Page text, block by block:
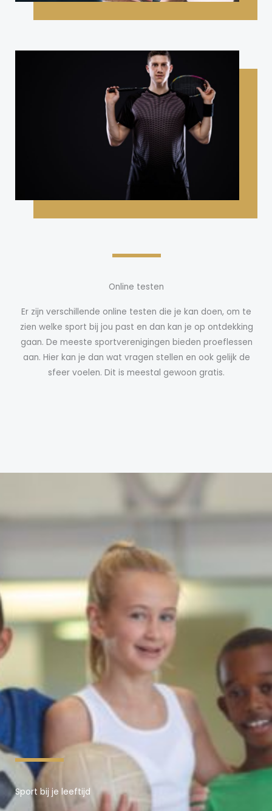
Online testen
Er zijn verschillende online testen die je kan doen, om te
zien welke sport bij jou past en dan kan je op ontdekking
gaan. De meeste sportverenigingen bieden proeflessen
aan. Hier kan je dan wat vragen stellen en ook gelijk de
sfeer voelen. Dit is meestal gewoon gratis.
Sport bij je leeftijd